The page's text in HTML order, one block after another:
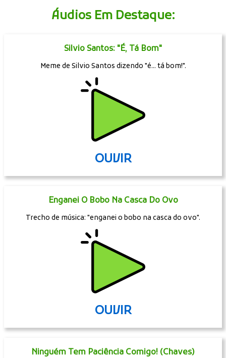
Áudios Em Destaque:
Silvio Santos: "É, Tá Bom"
Meme de Silvio Santos dizendo "é... tá bom!".
OUVIR
Enganei O Bobo Na Casca Do Ovo
Trecho de música: "enganei o bobo na casca do ovo".
OUVIR
Ninguém Tem Paciência Comigo! (Chaves)